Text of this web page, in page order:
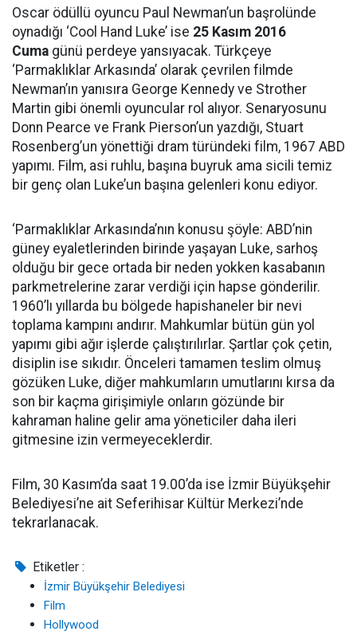
Oscar ödüllü oyuncu Paul Newman’un başrolünde
oynadığı ‘Cool Hand Luke’ ise 25 Kasım 2016
Cuma günü perdeye yansıyacak. Türkçeye
‘Parmaklıklar Arkasında’ olarak çevrilen filmde
Newman’ın yanısıra George Kennedy ve Strother
Martin gibi önemli oyuncular rol alıyor. Senaryosunu
Donn Pearce ve Frank Pierson’un yazdığı, Stuart
Rosenberg’un yönettiği dram türündeki film, 1967 ABD
yapımı. Film, asi ruhlu, başına buyruk ama sicili temiz
bir genç olan Luke’un başına gelenleri konu ediyor.
‘Parmaklıklar Arkasında’nın konusu şöyle: ABD’nin
güney eyaletlerinden birinde yaşayan Luke, sarhoş
olduğu bir gece ortada bir neden yokken kasabanın
parkmetrelerine zarar verdiği için hapse gönderilir.
1960’lı yıllarda bu bölgede hapishaneler bir nevi
toplama kampını andırır. Mahkumlar bütün gün yol
yapımı gibi ağır işlerde çalıştırılırlar. Şartlar çok çetin,
disiplin ise sıkıdır. Önceleri tamamen teslim olmuş
gözüken Luke, diğer mahkumların umutlarını kırsa da
son bir kaçma girişimiyle onların gözünde bir
kahraman haline gelir ama yöneticiler daha ileri
gitmesine izin vermeyeceklerdir.
Film, 30 Kasım’da saat 19.00’da ise İzmir Büyükşehir
Belediyesi’ne ait Seferihisar Kültür Merkezi’nde
tekrarlanacak.
Etiketler :
İzmir Büyükşehir Belediyesi
Film
Hollywood